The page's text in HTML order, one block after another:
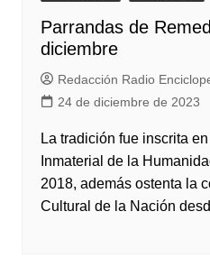
Parrandas de
diciembre
Redacción Radio
24 de diciembre de 2023
La tradición fue inscrita
Inmaterial de la
2018, además ostenta la
Cultural de la Nación